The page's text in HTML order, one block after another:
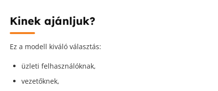
Kinek ajánljuk?
Ez a modell kiváló választás:
üzleti felhasználóknak,
vezetőknek,